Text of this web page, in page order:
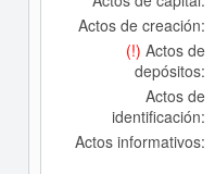
Actos de creación:
(!) Actos de
depósitos:
Actos de
identificación:
Actos informativos: